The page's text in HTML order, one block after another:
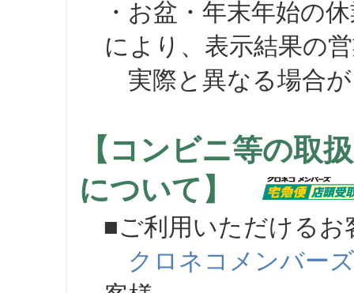
・お盆・年末年始の
により、表示結果の
実際と異なる場合が
【コンビニ等の取
について】
■ご利用いただけるお
クロネコメンバーズ